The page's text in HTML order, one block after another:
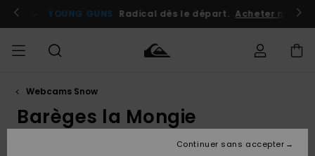
contenu YOUNG GUNS Radical dès le départ. Acheter maintenant
HOMME
Shop
Homme
Shop
Homme
Homme
commande
Webcams Snow
Barèges la Mongie
Continuer sans accepter